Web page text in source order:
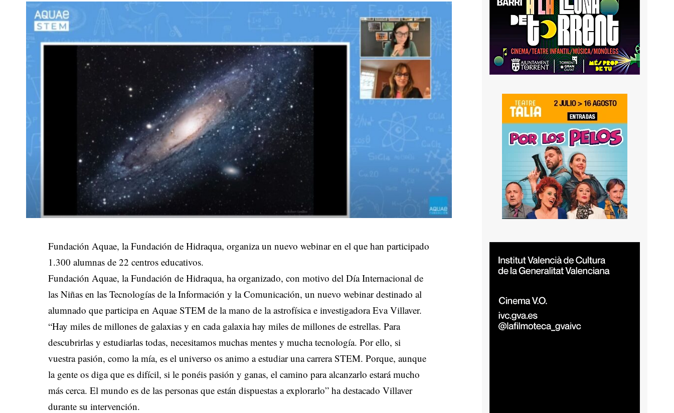
Fundación Aquae, la Fundación de Hidraqua, organiza un nuevo webinar en el que han participado
1.300 alumnas de 22 centros educativos.
Fundación Aquae, la Fundación de Hidraqua, ha organizado, con motivo del Día Internacional de
las Niñas en las Tecnologías de la Información y la Comunicación, un nuevo webinar destinado al
alumnado que participa en Aquae STEM de la mano de la astrofísica e investigadora Eva Villaver.
“Hay miles de millones de galaxias y en cada galaxia hay miles de millones de estrellas. Para
descubrirlas y estudiarlas todas, necesitamos muchas mentes y mucha tecnología. Por ello, si
vuestra pasión, como la mía, es el universo os animo a estudiar una carrera STEM. Porque, aunque
la gente os diga que es difícil, si le ponéis pasión y ganas, el camino para alcanzarlo estará mucho
más cerca. El mundo es de las personas que están dispuestas a explorarlo” ha destacado Villaver
durante su intervención.